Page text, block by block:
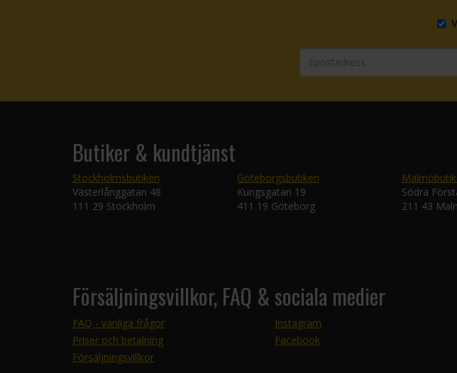
Butiker & kundtjänst
Stockholmsbutiken
Västerlånggatan 48
111 29 Stockholm
Göteborgsbutiken
Kungsgatan 19
411 19 Göteborg
Södra
211 43
Försäljningsvillkor, FAQ & sociala medier
FAQ - vanliga frågor
Priser och betalning
Försäljningsvillkor
Instagram
Facebook